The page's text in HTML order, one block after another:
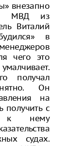
внезапно
МВД из
Виталий
в
чего это
получал
Он
на
получить с
к нему
судах.